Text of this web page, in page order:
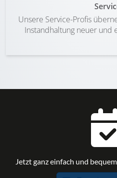
Unsere Service-Profis
Instandhaltung neuer und
Jetzt ganz einfach und